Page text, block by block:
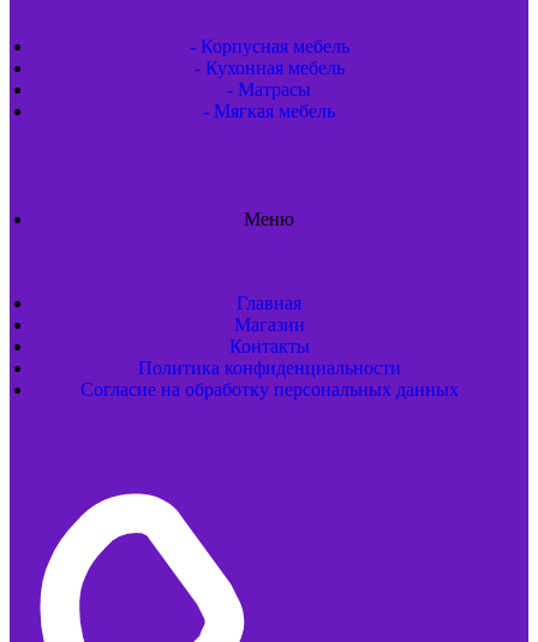
- Корпусная мебель
- Кухонная мебель
- Матрасы
- Мягкая мебель
Меню
Главная
Магазин
Контакты
Политика конфиденциальности
Согласие на обработку персональных данных